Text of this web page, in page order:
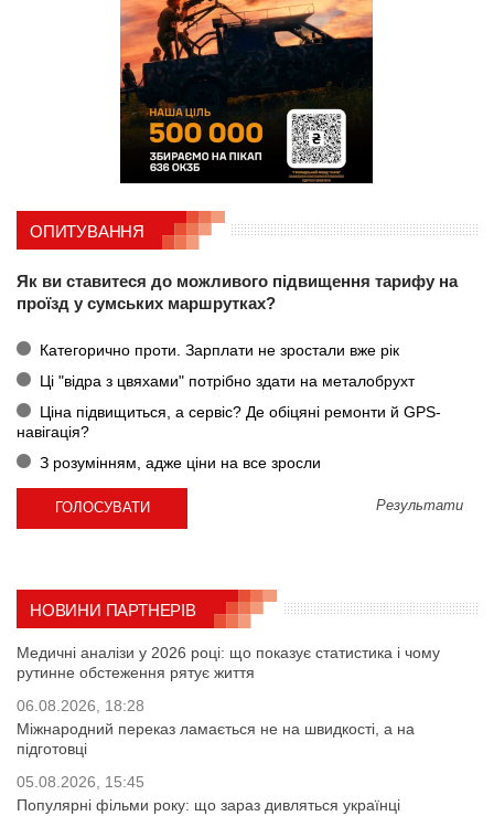
ОПИТУВАННЯ
Як ви ставитеся до можливого підвищення тарифу на
проїзд у сумських маршрутках?
Категорично проти. Зарплати не зростали вже рік
Ці "відра з цвяхами" потрібно здати на металобрухт
Ціна підвищиться, а сервіс? Де обіцяні ремонти й GPS-
навігація?
З розумінням, адже ціни на все зросли
Результати
НОВИНИ ПАРТНЕРІВ
Медичні аналізи у 2026 році: що показує статистика і чому
рутинне обстеження рятує життя
06.08.2026, 18:28
Міжнародний переказ ламається не на швидкості, а на
підготовці
05.08.2026, 15:45
Популярні фільми року: що зараз дивляться українці